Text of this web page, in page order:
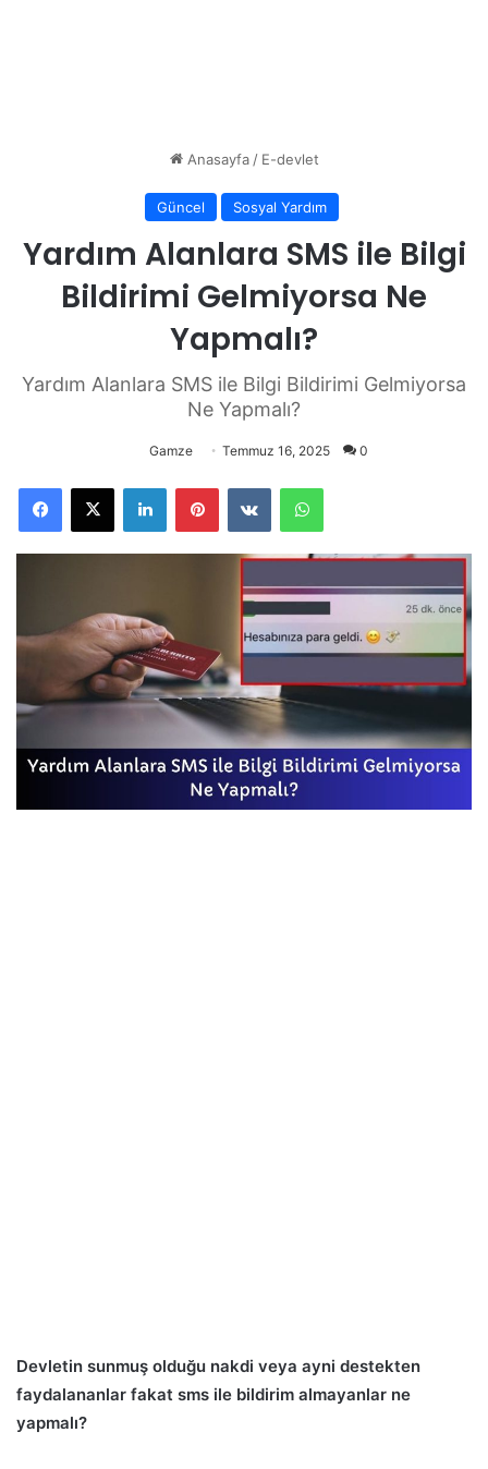
Anasayfa / E-devlet
Güncel Sosyal Yardım
Yardım Alanlara SMS ile Bilgi
Bildirimi Gelmiyorsa Ne
Yapmalı?
Yardım Alanlara SMS ile Bilgi Bildirimi Gelmiyorsa
Ne Yapmalı?
Gamze Temmuz 16, 2025 0
Devletin sunmuş olduğu nakdi veya ayni destekten
faydalananlar fakat sms ile bildirim almayanlar ne
yapmalı?